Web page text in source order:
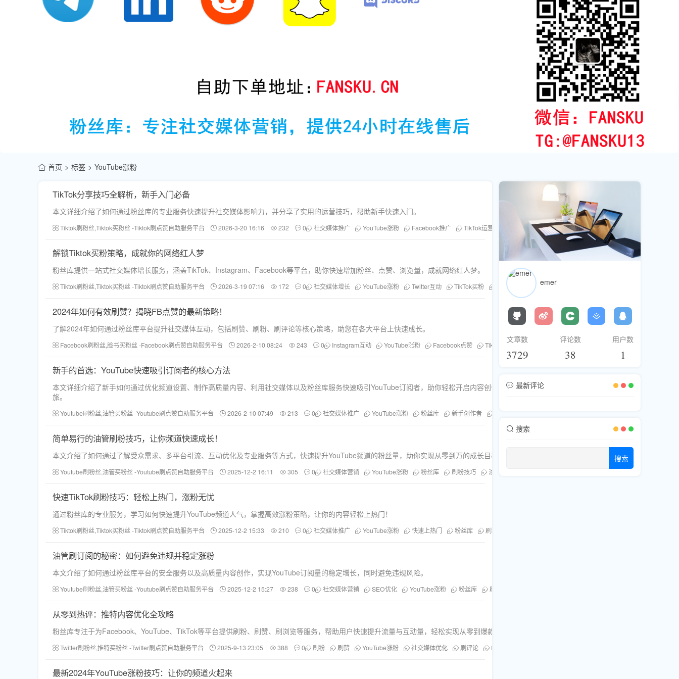
首页 标签 YouTube涨粉
TikTok分享技巧全解析，新手入门必备
本文详细介绍了如何通过粉丝库的专业服务快速提升社交媒体影响力，并分享了实用的运营技巧，帮助新手快速入门。
Tiktok刷粉丝,Tiktok买粉丝 -Tiktok刷点赞自助服务平台 2026-3-20 16:16 232 0 社交媒体推广 YouTube涨粉 Facebook推广 TikTok运营技巧 粉丝库 刷粉服务
解锁Tiktok买粉策略，成就你的网络红人梦
粉丝库提供一站式社交媒体增长服务，涵盖TikTok、Instagram、Facebook等平台，助你快速增加粉丝、点赞、浏览量，成就网络红人梦。
Tiktok刷粉丝,Tiktok买粉丝 -Tiktok刷点赞自助服务平台 2026-3-19 07:16 172 0 社交媒体增长 YouTube涨粉 Twitter互动 TikTok买粉 Facebook推广 粉丝库
2024年如何有效刷赞？揭晓FB点赞的最新策略！
了解2024年如何通过粉丝库平台提升社交媒体互动，包括刷赞、刷粉、刷评论等核心策略，助您在各大平台上快速成长。
Facebook刷粉丝,脸书买粉丝 -Facebook刷点赞自助服务平台 2026-2-10 08:24 243 0 Instagram互动 YouTube涨粉 Facebook点赞 TikTok推广 粉丝库 Telegram直播人气 Twitter分享
新手的首选：YouTube快速吸引订阅者的核心方法
本文详细介绍了新手如何通过优化频道设置、制作高质量内容、利用社交媒体以及粉丝库服务快速吸引YouTube订阅者，助你轻松开启内容创作之
旅。
Youtube刷粉丝,油管买粉丝 -Youtube刷点赞自助服务平台 2026-2-10 07:49 213 0 社交媒体推广 YouTube涨粉 粉丝库 新手创作者
简单易行的油管刷粉技巧，让你频道快速成长！
本文介绍了如何通过了解受众需求、多平台引流、互动优化及专业服务等方式，快速提升YouTube频道的粉丝量，助你实现从零到万的成长目标。
Youtube刷粉丝,油管买粉丝 -Youtube刷点赞自助服务平台 2025-12-2 16:11 305 0 社交媒体营销 YouTube涨粉 粉丝库 刷粉技巧 油管推广
快速TikTok刷粉技巧：轻松上热门，涨粉无忧
通过粉丝库的专业服务，学习如何快速提升YouTube频道人气，掌握高效涨粉策略，让你的内容轻松上热门！
Tiktok刷粉丝,Tiktok买粉丝 -Tiktok刷点赞自助服务平台 2025-12-2 15:33 210 0 社交媒体推广 YouTube涨粉 快速上热门 粉丝库 刷粉服务
油管刷订阅的秘密：如何避免违规并稳定涨粉
本文介绍了如何通过粉丝库平台的安全服务以及高质量内容创作，实现YouTube订阅量的稳定增长，同时避免违规风险。
Youtube刷粉丝,油管买粉丝 -Youtube刷点赞自助服务平台 2025-12-2 15:27 238 0 社交媒体营销 SEO优化 YouTube涨粉 粉丝库 刷订阅
从零到热评：推特内容优化全攻略
粉丝库专注于为Facebook、YouTube、TikTok等平台提供刷粉、刷赞、刷浏览等服务，帮助用户快速提升流量与互动量，轻松实现从零到爆款的转变。
Twitter刷粉丝,推特买粉丝 -Twitter刷点赞自助服务平台 2025-9-13 23:05 388 0 刷粉 刷赞 YouTube涨粉 社交媒体优化 刷评论 Facebook推广
最新2024年YouTube涨粉技巧：让你的频道火起来
emer
文章数
3729
评论数
38
用户数
1
最新评论
搜索
搜索